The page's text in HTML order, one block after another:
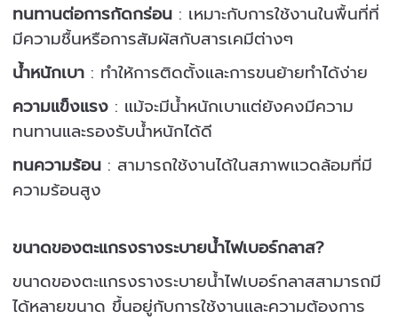
ทนทานต่อการกัดกร่อน : เหมาะกับการใช้งานในพื้นที่ที่
มีความชื้นหรือการสัมผัสกับสารเคมีต่างๆ
น้ำหนักเบา : ทำให้การติดตั้งและการขนย้ายทำได้ง่าย
ความแข็งแรง : แม้จะมีน้ำหนักเบาแต่ยังคงมีความ
ทนทานและรองรับน้ำหนักได้ดี
ทนความร้อน : สามารถใช้งานได้ในสภาพแวดล้อมที่มี
ความร้อนสูง
ขนาดของตะแกรงรางระบายน้ำไฟเบอร์กลาส?
ขนาดของตะแกรงรางระบายน้ำไฟเบอร์กลาสสามารถมี
ได้หลายขนาด ขึ้นอยู่กับการใช้งานและความต้องการ